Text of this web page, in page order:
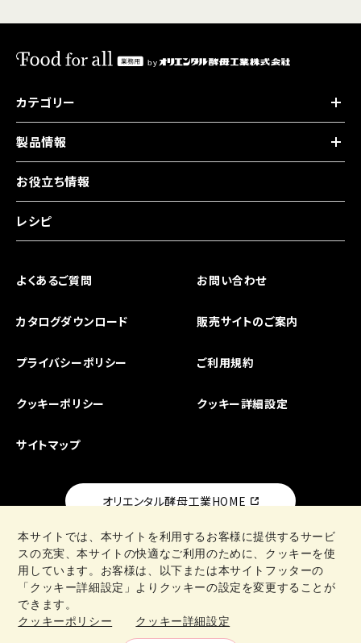
カテゴリー
製品情報
お役立ち情報
レシピ
よくあるご質問 お問い合わせ
カタログダウンロード 販売サイトのご案内
プライバシーポリシー ご利用規約
クッキーポリシー クッキー詳細設定
サイトマップ
オリエンタル酵母工業HOME
日清製粉グループ
Copyright © Oriental Yeast Co., ltd. All Rights Reseved.
本サイトでは、本サイトを利用するお客様に提供するサービ
スの充実、本サイトの快適なご利用のために、クッキーを使
用しています。お客様は、以下または本サイトフッターの
「クッキー詳細設定」よりクッキーの設定を変更することが
できます。
クッキーポリシー
クッキー詳細設定